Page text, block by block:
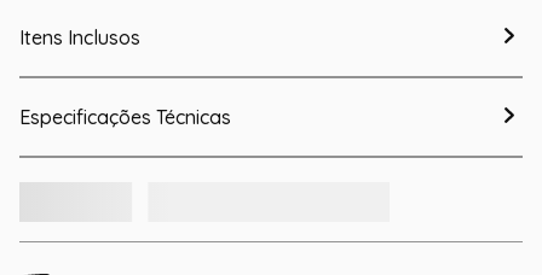
Itens Inclusos
Especificações Técnicas